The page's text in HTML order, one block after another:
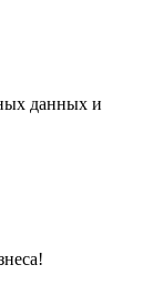
данных и